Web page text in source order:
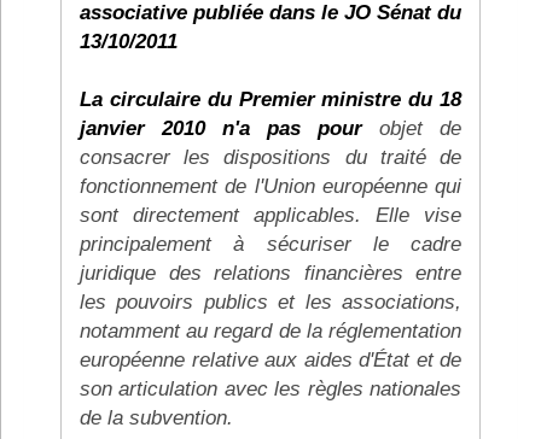
associative publiée dans le JO Sénat du
13/10/2011
La circulaire du Premier ministre du 18
janvier 2010 n'a pas pourobjet de
consacrer les dispositions du traité de
fonctionnement de l'Union européenne qui
sont directement applicables. Elle vise
principalement à sécuriser le cadre
juridique des relations financières entre
les pouvoirs publics et les associations,
notamment au regard de la réglementation
européenne relative aux aides d'État et de
son articulation avec les règles nationales
de la subvention.